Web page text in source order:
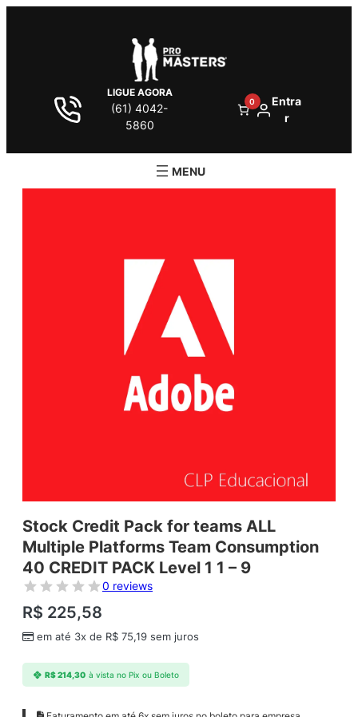
LIGUE AGORA
(61) 4042-
5860
0
Entra
r
Stock Credit Pack for teams ALL
Multiple Platforms Team Consumption
40 CREDIT PACK Level 1 1 – 9
0 reviews
R$ 225,58
em até 3x de R$ 75,19 sem juros
R$214,30 à vista no Pix ou Boleto